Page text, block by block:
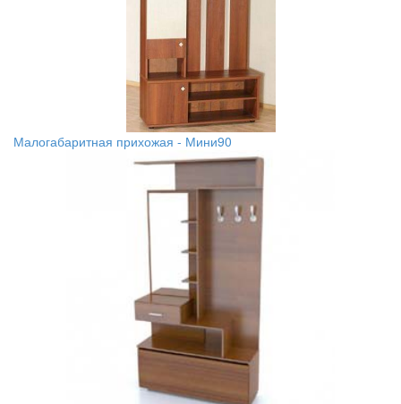
Малогабаритная прихожая - Мини90